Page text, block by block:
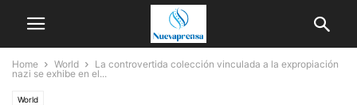
Home World
La controvertida colección vinculada a la expropiación
nazi se exhibe en el...
World